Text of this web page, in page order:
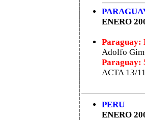
ENERO
Paraguay:
Adolfo
Paraguay:
ACTA 13/
PERU
ENERO